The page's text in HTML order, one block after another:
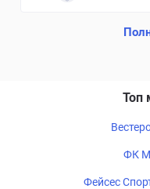
Топ
ФК
Фейсес